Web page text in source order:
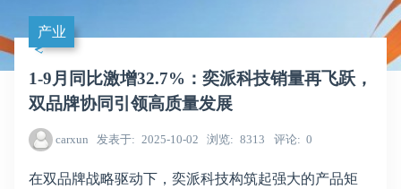
产业
1-9月同比激增32.7%：奕派科技销量再飞跃，
双品牌协同引领高质量发展
carxun 发表于 2025-10-02 浏览 8313 评论 0
在双品牌战略驱动下，奕派科技构筑起强大的产品矩